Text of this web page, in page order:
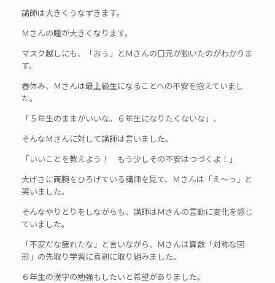
講師は大きくうなずきます。
Ｍさんの瞳が大きくなります。
マスク越しにも、「おぅ」とＭさんの口元が動いたのがわかりま
す。
春休み、Ｍさんは最上級生になることへの不安を抱えていまし
た。
「５年生のままがいいな。６年生になりたくないな」、
そんなＭさんに対して講師は言いました。
「いいことを教えよう！ もう少しその不安はつづくよ！」
大げさに両腕をひろげている講師を見て、Ｍさんは「え～っ」と
笑いました。
そんなやりとりをしながらも、講師はＭさんの言動に変化を感じ
ていました。
「不安だな疲れたな」と言いながら、Ｍさんは算数「対称な図
形」の先取り学習に真剣に取り組みました。
６年生の漢字の勉強もしたいと希望がありました。